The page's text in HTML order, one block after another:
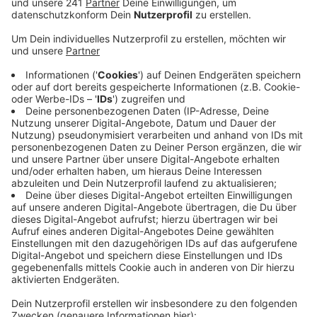
Veröffentlicht:Mittwoch, 16.08.2023 06:21
Anzeige
Daher lautet der Appell: Impfen lassen. Impfstoff
werde ab Semptember geliefert und sollte
ausreichend vorhanden sein, so die Apotheker.
Allerdings sind Antibiotika für bakterielle Folge-
Erkrankungen einer Grippe - wie Lungen-Entzündungen
- sehr knapp und aktuell geht man auch zum Winter hin
nicht von einer Entspannung aus. Umso wichtiger sind
deswegen die Grippe-Impfungen in diesem Jahr, umso
mehr desto besser. Man müsse vorbereitet in die
Saison starten.
Vorbote ist bereits jetzt die Südhalbkugel, besonders
üblicherweise ein sicheres Alarmzeichen für uns.